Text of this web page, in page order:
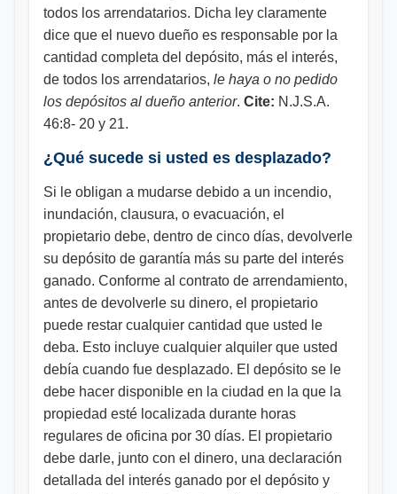
todos los arrendatarios. Dicha ley claramente
dice que el nuevo dueño es responsable por la
cantidad completa del depósito, más el interés,
de todos los arrendatarios, le haya o no pedido
los depósitos al dueño anterior. Cite: N.J.S.A.
46:8- 20 y 21.
¿Qué sucede si usted es desplazado?
Si le obligan a mudarse debido a un incendio,
inundación, clausura, o evacuación, el
propietario debe, dentro de cinco días, devolverle
su depósito de garantía más su parte del interés
ganado. Conforme al contrato de arrendamiento,
antes de devolverle su dinero, el propietario
puede restar cualquier cantidad que usted le
deba. Esto incluye cualquier alquiler que usted
debía cuando fue desplazado. El depósito se le
debe hacer disponible en la ciudad en la que la
propiedad esté localizada durante horas
regulares de oficina por 30 días. El propietario
debe darle, junto con el dinero, una declaración
detallada del interés ganado por el depósito y